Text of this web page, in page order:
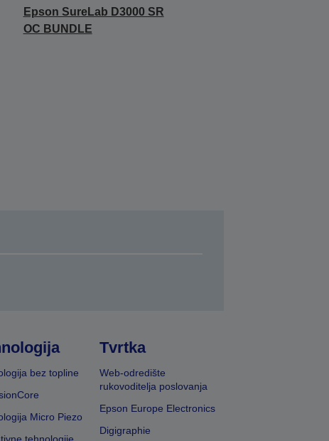
Epson SureLab D3000 SR
OC BUNDLE
bez topline
Micro Piezo
tehnologije
Tvrtka
Web-odredište
rukovoditelja poslovanja
Epson Europe Electronics
Digigraphie